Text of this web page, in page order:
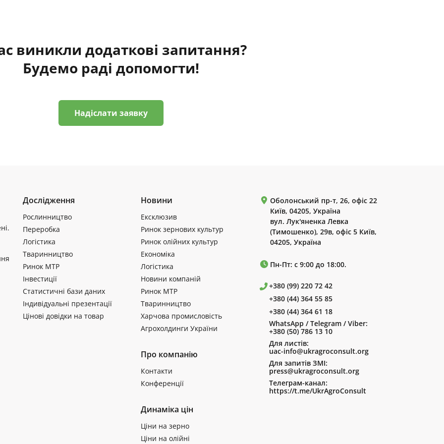
виникли додаткові запитання?
Будемо раді допомогти!
Надіслати заявку
Дослідження
Рослинництво
Переробка
Логістика
Тваринництво
Ринок МТР
Інвестиції
Статистичні бази даних
Індивідуальні презентації
Цінові довідки на товар
Новини
Ексклюзив
Ринок зернових культур
Ринок олійних культур
Економіка
Логістика
Новини компаній
Ринок МТР
Тваринництво
Харчова промисловість
Агрохолдинги України
Про компанію
Контакти
Конференції
Динаміка цін
Ціни на зерно
Ціни на олійні
Оболонський пр-т, 26, офіс 22
Київ, 04205, Україна
вул. Лук'яненка Левка
(Тимошенко), 29в, офіс 5 Київ,
04205, Україна
Пн-Пт: с 9:00 до 18:00.
+380 (99) 220 72 42
+380 (44) 364 55 85
+380 (44) 364 61 18
WhatsApp / Telegram / Viber:
+380 (50) 786 13 10
Для листів:
uac-info@ukragroconsult.org
Для запитів ЗМІ:
press@ukragroconsult.org
Телеграм-канал:
https://t.me/UkrAgroConsult